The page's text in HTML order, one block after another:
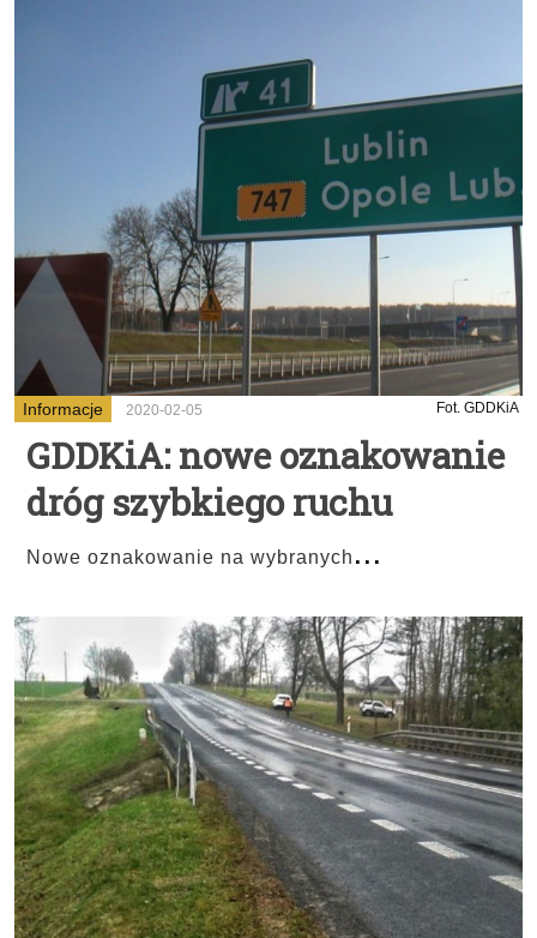
Informacje 2020-02-05 Fot. GDDKiA
GDDKiA: nowe oznakowanie
dróg szybkiego ruchu
Nowe oznakowanie na wybranych ...